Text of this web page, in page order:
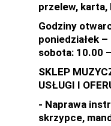
przelew, karta,
Godziny
poniedziałek
sobota: 10.00
SKLEP
USŁUGI I
- Naprawa
skrzypce,